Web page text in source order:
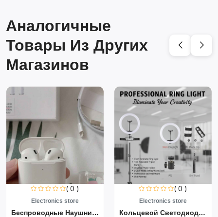
Аналогичные
Товары Из Других
Магазинов
( 0 )
Electronics store
Беспроводные Наушники Air...
( 0 )
Electronics store
Кольцевой Светодиодный Св...